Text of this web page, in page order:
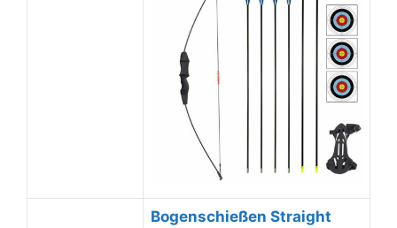
Bogenschießen Straight